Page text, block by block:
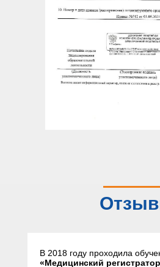
В 2018 году проходила
«Медицинский